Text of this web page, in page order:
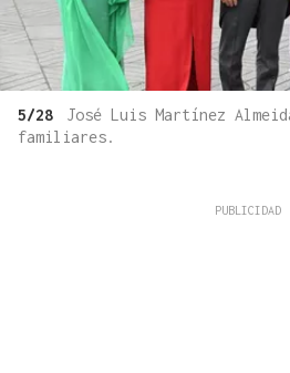
5/28
José Luis Martínez
familiares.